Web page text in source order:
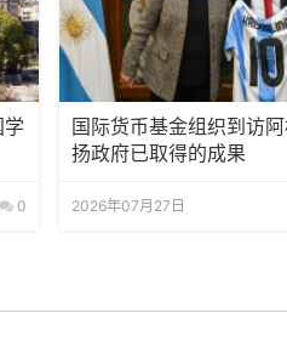
学
0
国际货币基金组织到访
扬政府已取得的成果
2026年07月27日